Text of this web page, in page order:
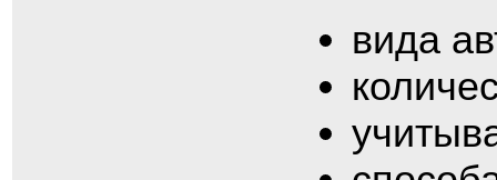
вида